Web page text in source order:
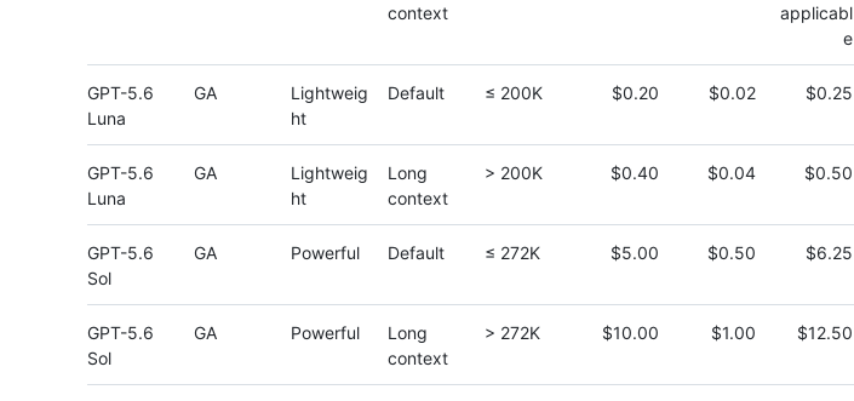
context
applicabl
e
GPT-5.6
Luna
GA
Lightweig
ht
Default ≤ 200K $0.20 $0.02 $0.25
GPT-5.6
Luna
GA
Lightweig
ht
Long
context
> 200K $0.40 $0.04 $0.50
GPT-5.6
Sol
GA Powerful Default ≤ 272K $5.00 $0.50 $6.25
GPT-5.6
Sol
GA Powerful
Long
context
> 272K $10.00 $1.00 $12.50